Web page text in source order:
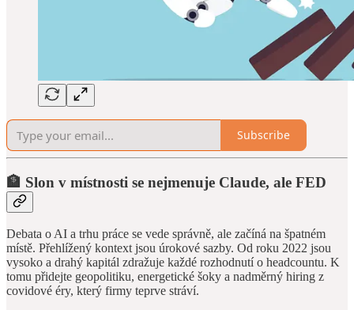
Subscribe
🏦 Slon v místnosti se nejmenuje Claude, ale FED
Debata o AI a trhu práce se vede správně, ale začíná na špatném
místě. Přehlížený kontext jsou úrokové sazby. Od roku 2022 jsou
vysoko a drahý kapitál zdražuje každé rozhodnutí o headcountu. K
tomu přidejte geopolitiku, energetické šoky a nadměrný hiring z
covidové éry, který firmy teprve stráví.